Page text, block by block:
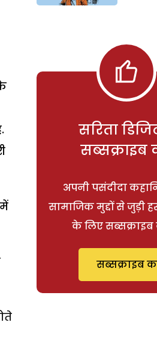
सरिता
सब्सक्राइब
अपनी पसंदीदा
सामाजिक मुद्दों से जुड़ी
के लिए सब्सक्राइब
सब्सक्राइब